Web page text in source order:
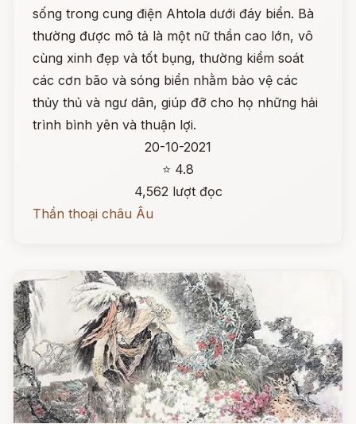
sống trong cung điện Ahtola dưới đáy biển. Bà
thường được mô tả là một nữ thần cao lớn, vô
cùng xinh đẹp và tốt bụng, thường kiểm soát
các cơn bão và sóng biển nhằm bảo vệ các
thủy thủ và ngư dân, giúp đỡ cho họ những hải
trình bình yên và thuận lợi.
20-10-2021
⭐ 4.8
4,562 lượt đọc
Thần thoại châu Âu